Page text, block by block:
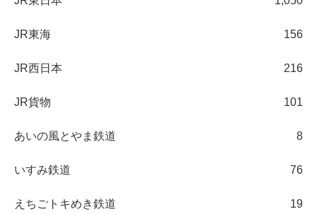
JR東海 156
JR西日本 216
JR貨物 101
あいの風とやま鉄道 8
いすみ鉄道 76
えちごトキめき鉄道 19